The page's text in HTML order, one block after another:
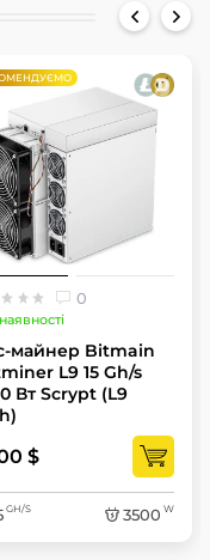
0
майнер Bitmain
L9 15 Gh/s
Вт Scrypt (L9
$
GH/S 3500 W